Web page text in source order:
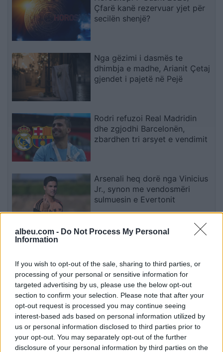
albeu.com - Do Not Process My Personal
Information
If you wish to opt-out of the sale, sharing to third parties, or
processing of your personal or sensitive information for
targeted advertising by us, please use the below opt-out
section to confirm your selection. Please note that after your
opt-out request is processed you may continue seeing
interest-based ads based on personal information utilized by
us or personal information disclosed to third parties prior to
your opt-out. You may separately opt-out of the further
disclosure of your personal information by third parties on the
Çfarë kanë rezervuar yjet për
secilën shenjë?
Nga gëzimi i dasmës te
dhimbja e madhe, Arianit Çetaj
gjendet i pajetë në Pejë
Rodri refuzoi Real Madridin
dhe zgjodhi Barcelonën,
zbardhen tri arsyet e vendimit
Arsenali heq dorë nga Vinicius
Jr., synon me vendosmëri
sulmuesin e Evertonit
Aksident fatal në Gjermani,
familjeje nga Ferizaji që po
ktheheshin nga Kosova